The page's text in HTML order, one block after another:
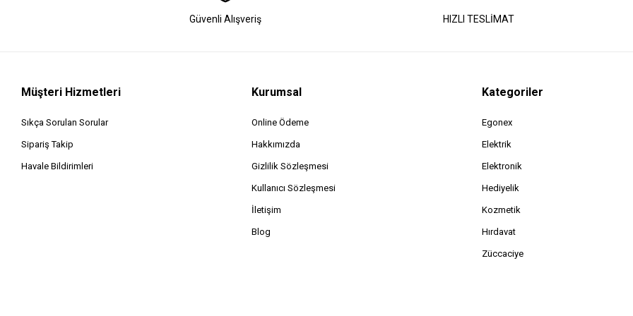
Güvenli Alışveriş HIZLI TESLİMAT
Müşteri Hizmetleri
Sıkça Sorulan Sorular
Sipariş Takip
Havale Bildirimleri
Kurumsal
Online Ödeme
Hakkımızda
Gizlilik Sözleşmesi
Kullanıcı Sözleşmesi
İletişim
Blog
Kategoriler
Egonex
Elektrik
Elektronik
Hediyelik
Kozmetik
Hırdavat
Züccaciye